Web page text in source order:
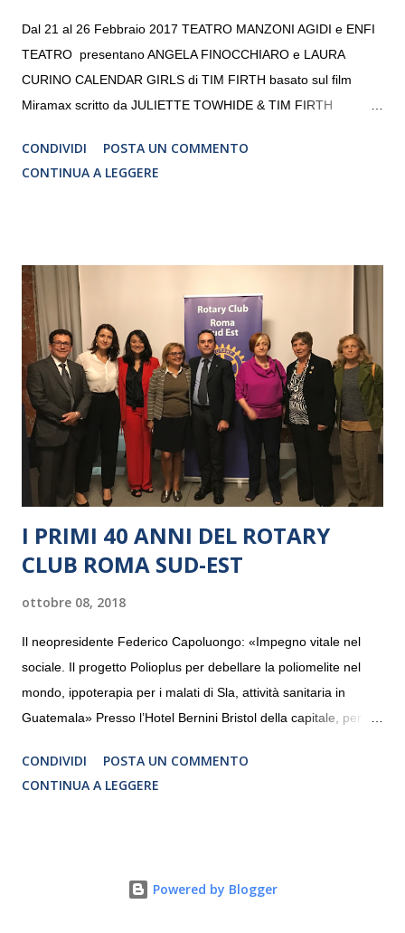
Dal 21 al 26 Febbraio 2017 TEATRO MANZONI AGIDI e ENFI
TEATRO presentano ANGELA FINOCCHIARO e LAURA
CURINO CALENDAR GIRLS di TIM FIRTH basato sul film
Miramax scritto da JULIETTE TOWHIDE & TIM FIRTH
CRISTINA PEZZOLI
CONDIVIDI
POSTA UN COMMENTO
CONTINUA A LEGGERE
I PRIMI 40 ANNI DEL ROTARY
CLUB ROMA SUD-EST
ottobre 08, 2018
Il neopresidente Federico Capoluongo: «Impegno vitale nel
sociale. Il progetto Polioplus per debellare la poliomelite nel
mondo, ippoterapia per i malati di Sla, attività sanitaria in
Guatemala» Presso l’Hotel Bernini Bristol della capitale, per la
programmazione del Rotary Club Roma Sud-Est che festeggia
i quaranta anni di attività. Un’occasione per raccontare al
riguardano sia il territorio che le missioni all’estero in paesi in
CONDIVIDI
POSTA UN COMMENTO
CONTINUA A LEGGERE
Powered by Blogger